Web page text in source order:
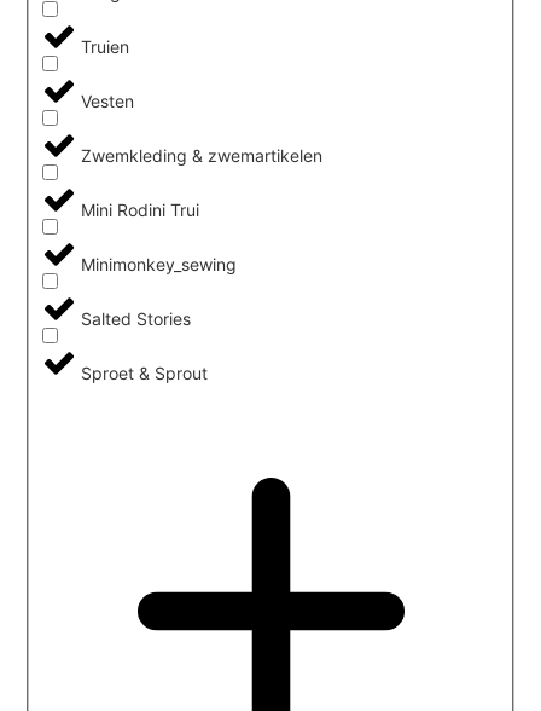
Truien
Vesten
Zwemkleding & zwemartikelen
Mini Rodini Trui
Minimonkey_sewing
Salted Stories
Sproet & Sprout